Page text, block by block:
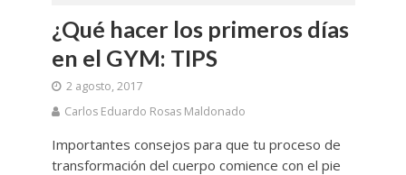
¿Qué hacer los primeros días
en el GYM: TIPS
2 agosto, 2017
Carlos Eduardo Rosas Maldonado
Importantes consejos para que tu proceso de
transformación del cuerpo comience con el pie